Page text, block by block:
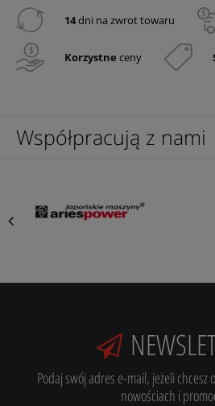
14dni na zwrot towaru
Korzystne ceny
Współpracują z nami
Podaj swój adres e-mail, jeżeli chcesz
nowościach i